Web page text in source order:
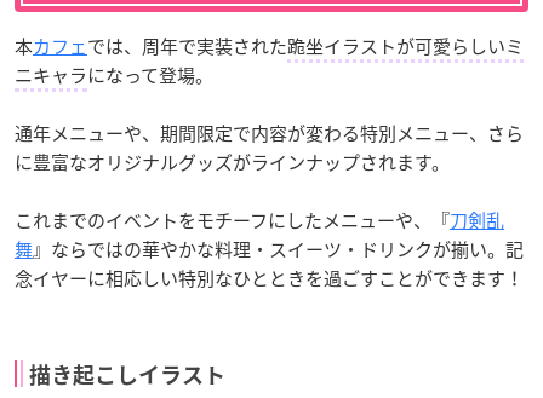
本カフェでは、周年で実装された跪坐イラストが可愛らしいミ
ニキャラになって登場。
通年メニューや、期間限定で内容が変わる特別メニュー、さら
に豊富なオリジナルグッズがラインナップされます。
これまでのイベントをモチーフにしたメニューや、『刀剣乱
舞』ならではの華やかな料理・スイーツ・ドリンクが揃い。記
念イヤーに相応しい特別なひとときを過ごすことができます！
描き起こしイラスト